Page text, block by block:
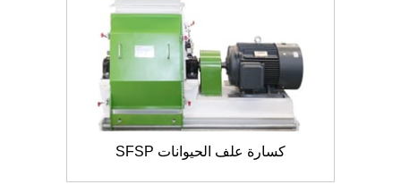
كسارة علف الحيوانات SFSP